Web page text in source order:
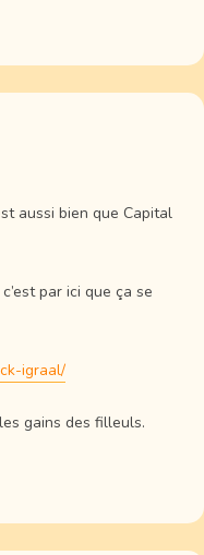
aussi bien que Capital
par ici que ça se
igraal/
gains des filleuls.